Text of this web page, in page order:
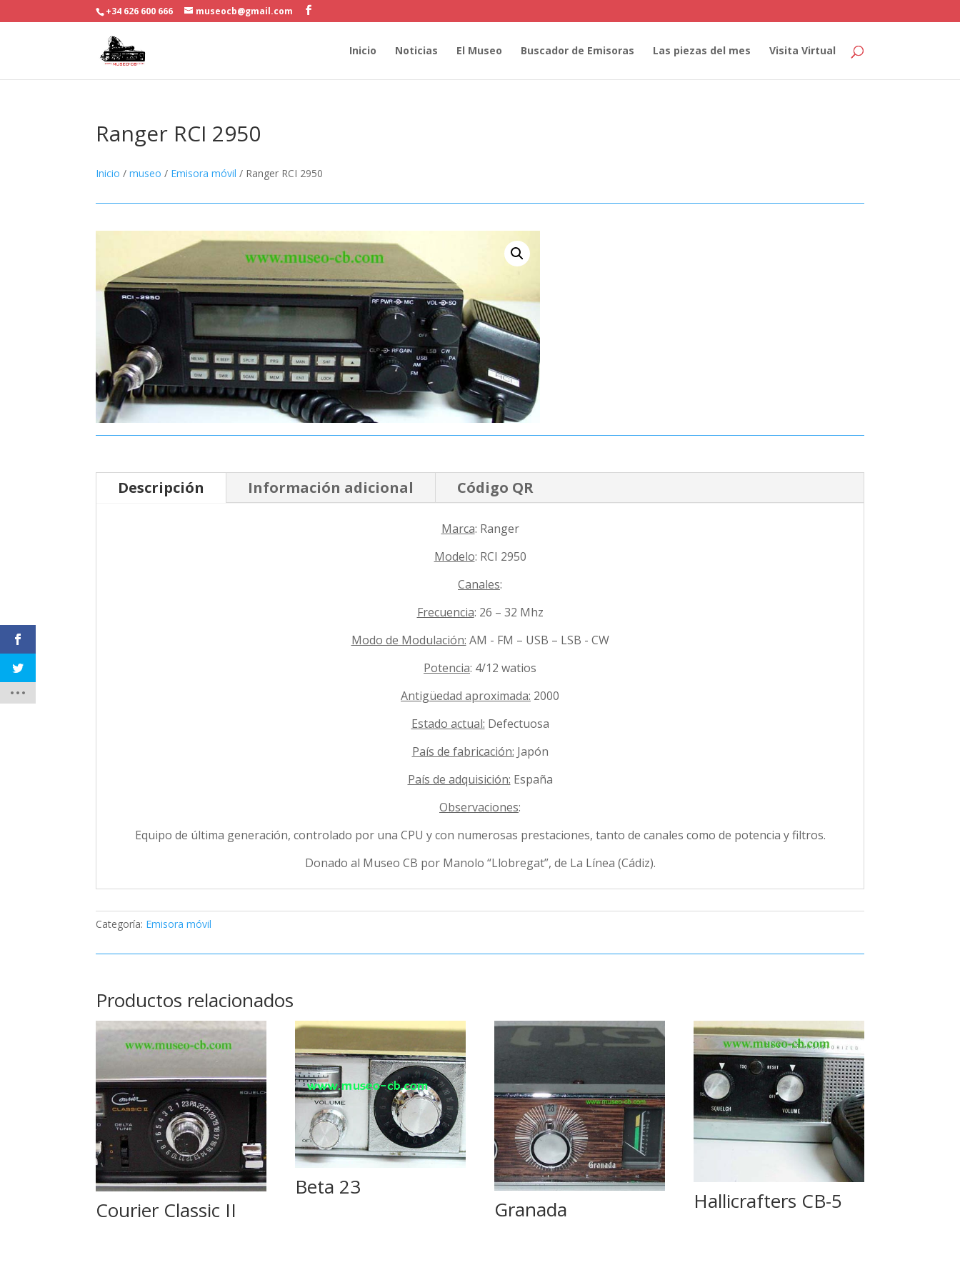
+34 626 600 666 museocb@gmail.com
Inicio Noticias El Museo Buscador de Emisoras Las piezas del mes Visita Virtual
Ranger RCI 2950
Inicio /museo / Emisora móvil / Ranger RCI 2950
Descripción Información adicional Código QR
Marca: Ranger
Modelo: RCI 2950
Canales:
Frecuencia: 26 – 32 Mhz
Modo de Modulación: AM - FM – USB – LSB - CW
Potencia: 4/12 watios
Antigüedad aproximada: 2000
Estado actual: Defectuosa
País de fabricación: Japón
País de adquisición: España
Observaciones:
Equipo de última generación, controlado por una CPU y con numerosas prestaciones, tanto de canales como de potencia y filtros.
Donado al Museo CB por Manolo “Llobregat”, de La Línea (Cádiz).
Categoría: Emisora móvil
Productos relacionados
Courier Classic II
Beta 23
Granada
Hallicrafters CB-5